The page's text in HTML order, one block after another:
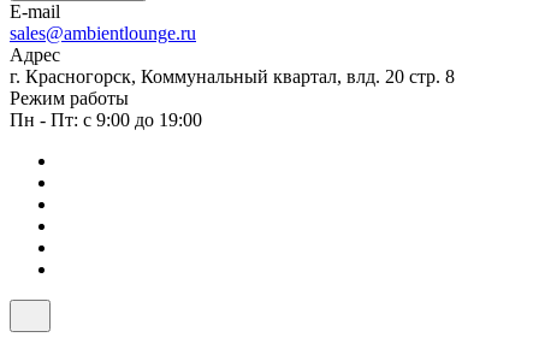
E-mail
sales@ambientlounge.ru
Адрес
г. Красногорск, Коммунальный квартал, влд. 20 стр. 8
Режим работы
Пн - Пт: с 9:00 до 19:00